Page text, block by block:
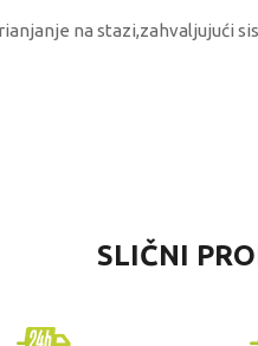
na stazi,zahvaljujući
Makete
SLIČNI